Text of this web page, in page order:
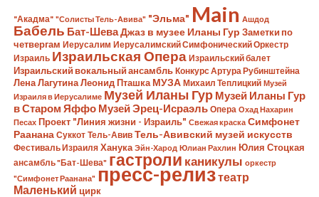
"Акадма" "Солисты Тель-Авива" "Эльма" Main Ашдод
Бабель Бат-ШеваДжаз в музее Иланы Гур Заметки по
четвергам Иерусалим Иерусалимский Симфонический Оркестр
Израиль Израильская Опера Израильский балет
Израильский вокальный ансамбль Конкурс Артура Рубинштейна
Лена Лагутина Леонид Пташка МУЗА Михаил Теплицкий Музей
Израиля в Иерусалиме Музей Иланы Гур Музей Иланы Гур
в Старом Яффо Музей Эрец-Исраэль Опера Охад Нахарин
Песах Проект "Линия жизни - Израиль" Свежая краска Симфонет
Раанана Суккот Тель-Авив Тель-Авивский музей искусств
Фестиваль Израиля Ханука Эйн-Харод Юлиан Рахлин Юлия Стоцкая
ансамбль "Бат-Шева" гастроли каникулы оркестр
"Симфонет Раанана" пресс-релизтеатр
Маленький цирк